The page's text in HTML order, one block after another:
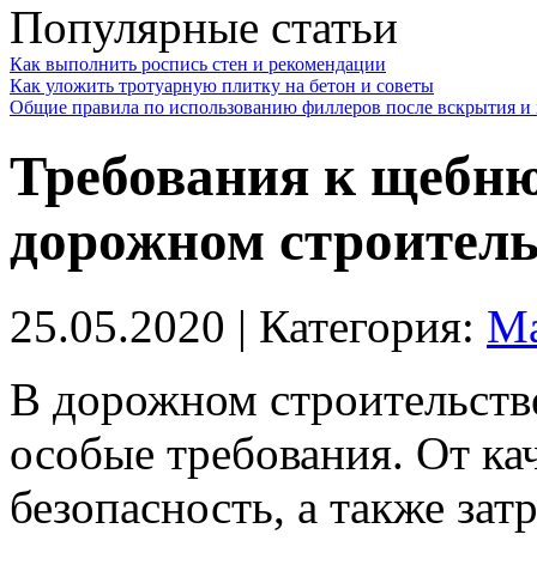
Популярные статьи
Как выполнить роспись стен и рекомендации
Как уложить тротуарную плитку на бетон и советы
Общие правила по использованию филлеров после вскрытия и
Требования к
дорожном
25.05.2020 | Категория:
В дорожном
особые требования. От
безопасность, а также